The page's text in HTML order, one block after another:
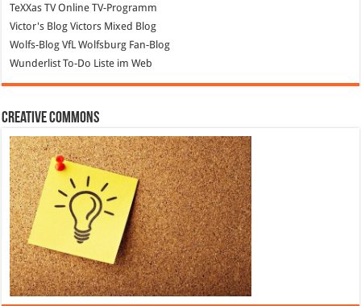
TeXXas TVOnline TV-Programm
Victor's Blog Victors Mixed Blog
Wolfs-Blog VfL Wolfsburg Fan-Blog
Wunderlist To-Do Liste im Web
Creative Commons